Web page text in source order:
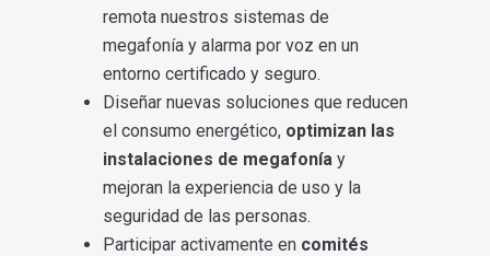
remota nuestros sistemas de
megafonía y alarma por voz en un
entorno certificado y seguro.
Diseñar nuevas soluciones que reducen
el consumo energético, optimizan las
instalaciones de megafonía y
mejoran la experiencia de uso y la
seguridad de las personas.
Participar activamente en comités